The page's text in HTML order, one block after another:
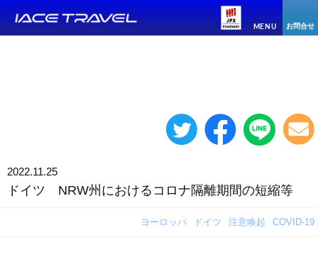
MENU お問合せ
2022.11.25
ドイツ NRW州におけるコロナ隔離期間の短縮等
ヨーロッパ ドイツ 注意喚起 COVID-19